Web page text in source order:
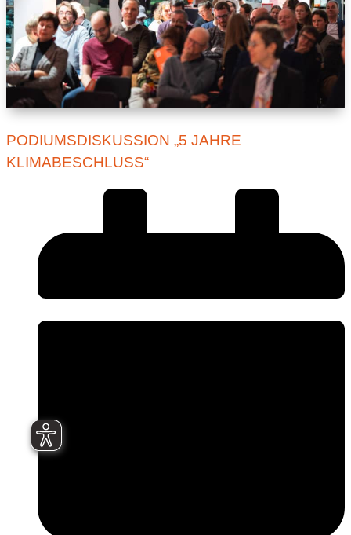
PODIUMSDISKUSSION „5 JAHRE
KLIMABESCHLUSS“